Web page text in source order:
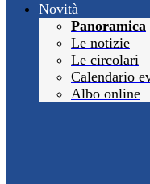
Novità
Panoramica
Le notizie
Le circolari
Calendario
Albo online